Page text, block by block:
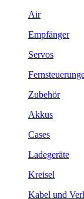
Air
Empfänger
Servos
Zubehör
Akkus
Cases
Ladegeräte
Kreisel
Kabel und